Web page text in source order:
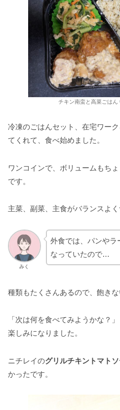
チキン南蛮と高菜ごはん
冷凍のごはんセット、在宅ワー
てくれて、食べ始めました。
ワンコインで、ボリュームもち
です。
主菜、副菜、主食がバランスよ
みく
外食では、パンやラ
なっていたので…
種類もたくさんあるので、飽きな
「次は何を食べてみようかな？
楽しみになりました。
ニチレイのグリルチキントマト
かったです。